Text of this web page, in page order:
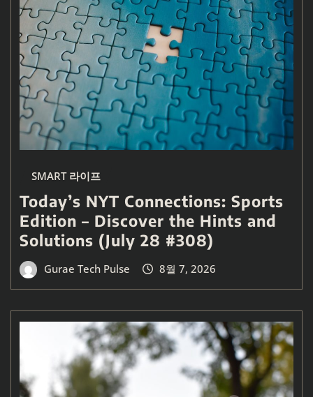
SMART 라이프
Today’s NYT Connections: Sports
Edition – Discover the Hints and
Solutions (July 28 #308)
Gurae Tech Pulse 8월 7, 2026